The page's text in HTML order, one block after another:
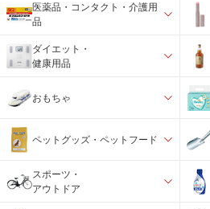
医薬品・コンタクト・介護用
品
ダイエット・
健康用品
おもちゃ
ペットグッズ・ペットフード
スポーツ・
アウトドア